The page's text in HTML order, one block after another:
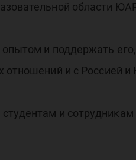
области
и поддержать
отношений и с Россией и
и